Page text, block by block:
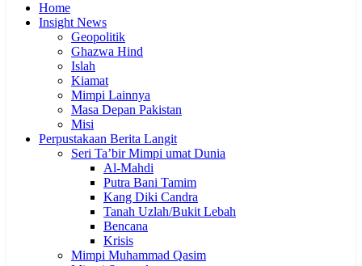
Home
Insight News
Geopolitik
Ghazwa Hind
Islah
Kiamat
Mimpi Lainnya
Masa Depan Pakistan
Misi
Perpustakaan Berita Langit
Seri Ta’bir Mimpi umat Dunia
Al-Mahdi
Putra Bani Tamim
Kang Diki Candra
Tanah Uzlah/Bukit Lebah
Bencana
Krisis
Mimpi Muhammad Qasim